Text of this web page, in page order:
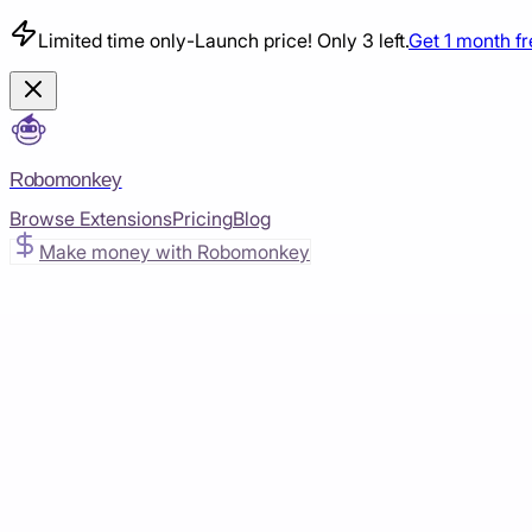
Limited time only-Launch price! Only 3 left.Get 1 month
Robomonkey
Browse ExtensionsPricingBlog
Make money with Robomonkey